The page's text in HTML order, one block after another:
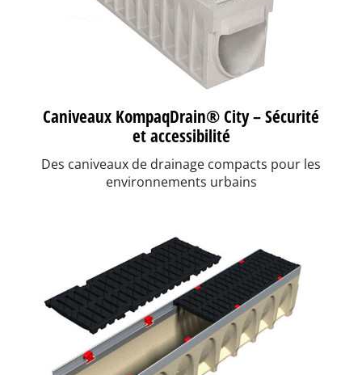
Caniveaux KompaqDrain® City – Sécurité
et accessibilité
Des caniveaux de drainage compacts pour les
environnements urbains